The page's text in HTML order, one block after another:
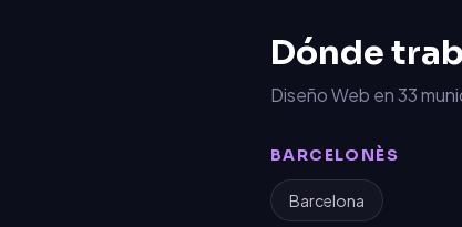
Dónde
Diseño Web en33
BARCELONÈS
Barcelona